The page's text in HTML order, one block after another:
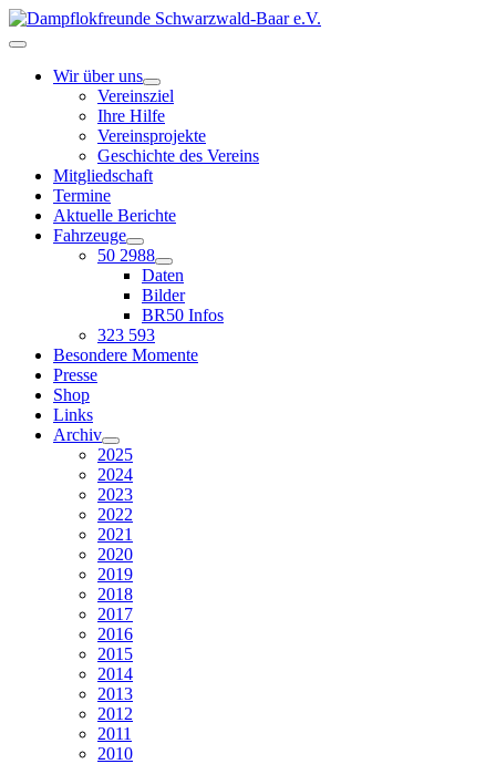
Wir über uns
Vereinsziel
Ihre Hilfe
Vereinsprojekte
Geschichte des Vereins
Mitgliedschaft
Termine
Aktuelle Berichte
Fahrzeuge
50 2988
Daten
Bilder
BR50 Infos
323 593
Besondere Momente
Presse
Shop
Links
Archiv
2025
2024
2023
2022
2021
2020
2019
2018
2017
2016
2015
2014
2013
2012
2011
2010